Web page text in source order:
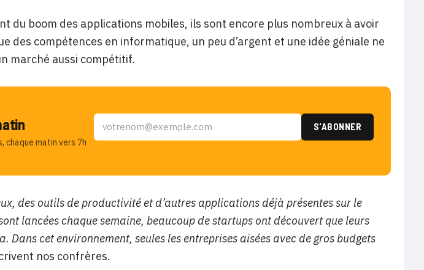
boom des applications mobiles, ils sont encore plus nombreux à avoir
des compétences en informatique, un peu d’argent et une idée géniale ne
marché aussi compétitif.
matin vers 7h
des outils de productivité et d’autres applications déjà présentes sur le
lancées chaque semaine, beaucoup de startups ont découvert que leurs
Dans cet environnement, seules les entreprises aisées avec de gros budgets
nos confrères.